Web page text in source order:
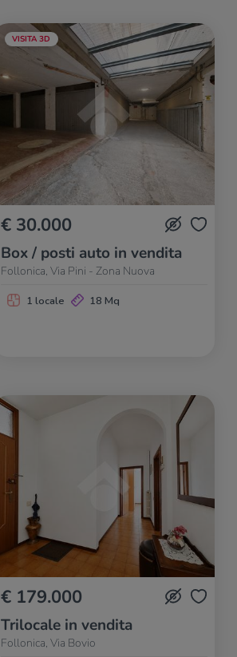
VISITA 3D
€ 30.000
Box / posti auto in vendita
Follonica, Via Pini - Zona Nuova
1 locale 18 Mq
€ 179.000
Trilocale in vendita
Follonica, Via Bovio